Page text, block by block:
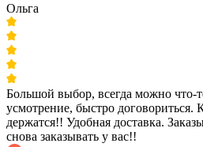
Ольга
Большой выбор, всегда можно что-
усмотрение, быстро договориться.
держатся!! Удобная доставка.
снова заказывать у вас!!